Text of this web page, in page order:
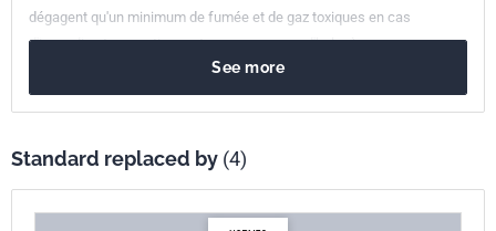
dégagent qu'un minimum de fumée et de gaz toxiques en cas
d'incendie et ne contiennent que peu ou pas d'halogènes.
See more
Standard replaced by (4)